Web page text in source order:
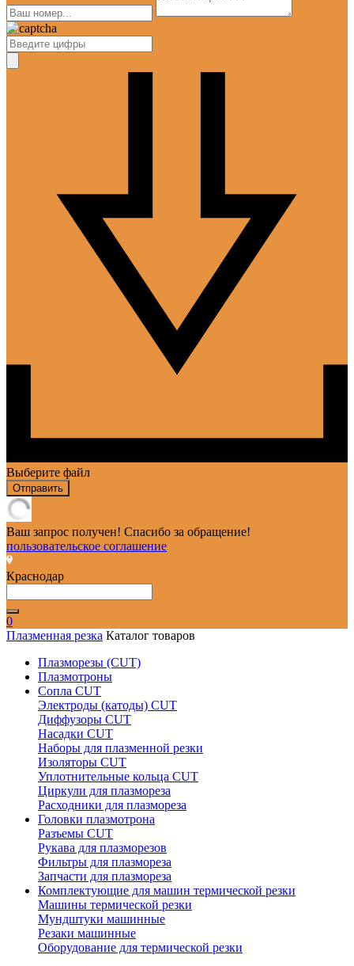
Выберите файл
Отправить
Ваш запрос получен! Спасибо за обращение!
пользовательское соглашение
Краснодар
0
Плазменная резка Каталог товаров
Плазморезы (CUT)
Плазмотроны
Сопла CUT
Электроды (катоды) CUT
Диффузоры CUT
Насадки CUT
Наборы для плазменной резки
Изоляторы CUT
Уплотнительные кольца CUT
Циркули для плазмореза
Расходники для плазмореза
Головки плазмотрона
Разъемы CUT
Рукава для плазморезов
Фильтры для плазмореза
Запчасти для плазмореза
Комплектующие для машин термической резки
Машины термической резки
Мундштуки машинные
Резаки машинные
Оборудование для термической резки